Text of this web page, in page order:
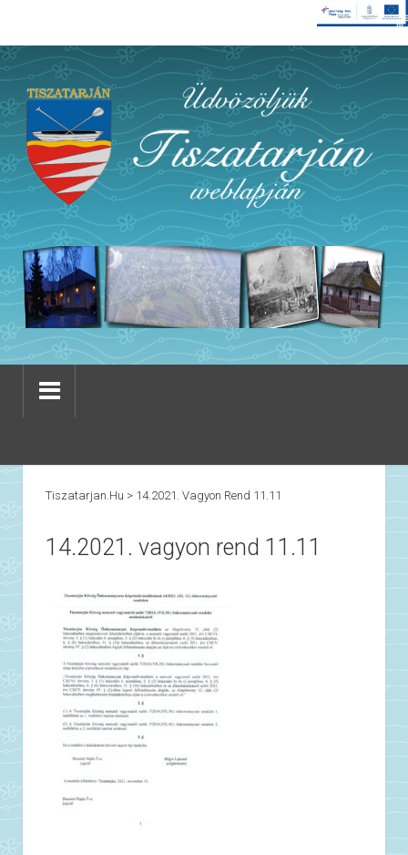
Tiszatarjan.hu > 14.2021. Vagyon Rend 11.11
14.2021. vagyon rend 11.11